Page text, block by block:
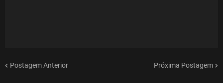
Postagem Anterior Próxima Postagem